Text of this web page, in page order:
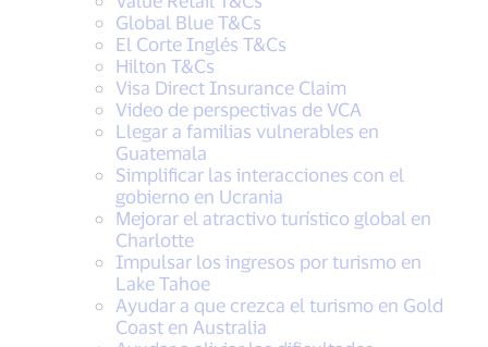
Global Blue T&Cs
El Corte Inglés T&Cs
Hilton T&Cs
Visa Direct Insurance Claim
Video de perspectivas de VCA
Llegar a familias vulnerables en
Guatemala
Simplificar las interacciones con el
gobierno en Ucrania
Mejorar el atractivo turístico global en
Charlotte
Impulsar los ingresos por turismo en
Lake Tahoe
Ayudar a que crezca el turismo en Gold
Coast en Australia